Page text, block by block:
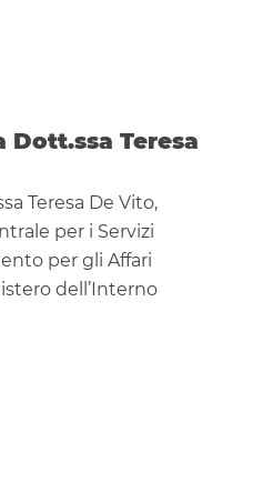
Dott.ssa Teresa
Teresa De Vito,
per i Servizi
per gli Affari
dell’Interno